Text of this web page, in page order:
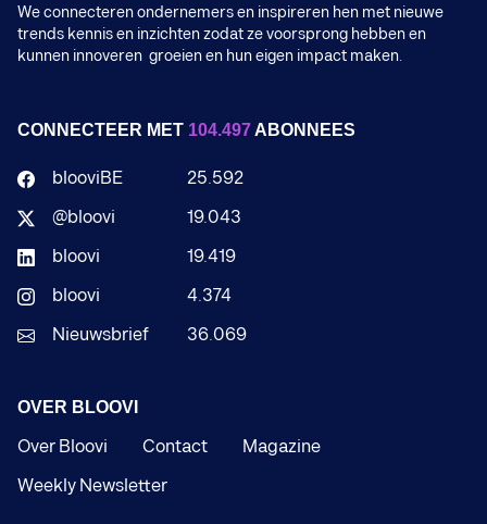
We connecteren ondernemers en inspireren hen met nieuwe
trends kennis en inzichten zodat ze voorsprong hebben en
kunnen innoveren groeien en hun eigen impact maken.
CONNECTEER MET 104.497ABONNEES
blooviBE
25.592
@bloovi
19.043
bloovi
19.419
bloovi
4.374
Nieuwsbrief
36.069
OVER BLOOVI
Over Bloovi Contact
Magazine
Weekly Newsletter